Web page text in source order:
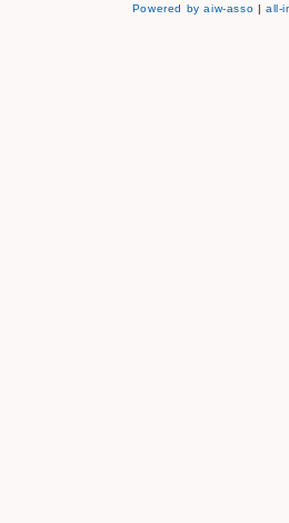
Powered by aiw-asso | all-